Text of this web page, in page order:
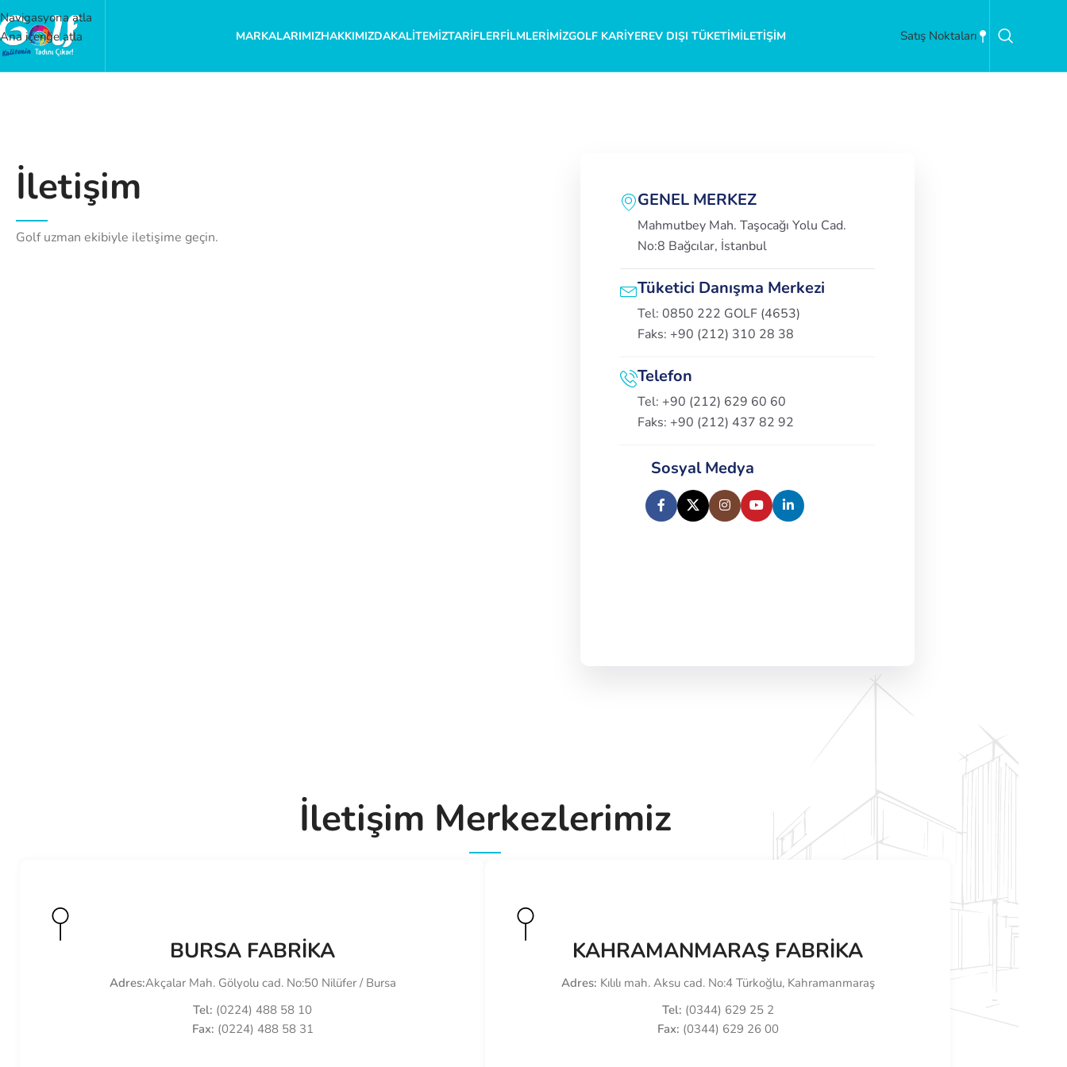
Navigasyona atla
Ana içeriğe atla
MARKALARIMIZHAKKIMIZDAKALITEMIZTARIFLERFILMLERIMIZGOLF KARIYEREV DIŞI TÜKETIMİLETIŞIM Satış Noktaları
İletişim
Golf uzman ekibiyle iletişime geçin.
GENEL MERKEZ
Mahmutbey Mah. Taşocağı Yolu Cad.
No:8 Bağcılar, İstanbul
Tüketici Danışma Merkezi
Tel: 0850 222 GOLF (4653)
Faks: +90 (212) 310 28 38
Telefon
Tel: +90 (212) 629 60 60
Faks: +90 (212) 437 82 92
Sosyal Medya
İletişim Merkezlerimiz
BURSA FABRİKA
Adres:Akçalar Mah. Gölyolu cad. No:50 Nilüfer / Bursa
Tel: (0224) 488 58 10
Fax: (0224) 488 58 31
KAHRAMANMARAŞ FABRİKA
Adres: Kılılı mah. Aksu cad. No:4 Türkoğlu, Kahramanmaraş
Tel: (0344) 629 25 2
Fax: (0344) 629 26 00